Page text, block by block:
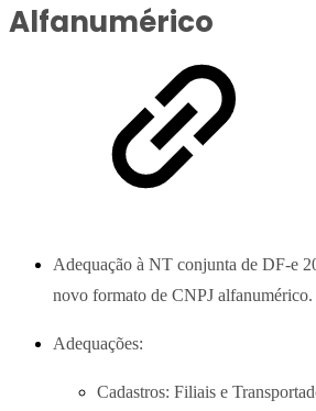
Alfanumérico
Adequação à NT conjunta de DF-e
novo formato de CNPJ alfanumérico.
Adequações:
Cadastros: Filiais e